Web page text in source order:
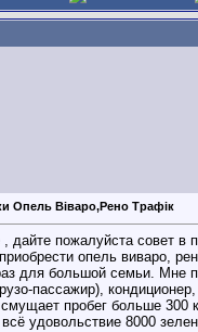
Опель Віваро,Рено Трафік
пожалуйста совет в
опель виваро,
для большой семьи. Мне
пассажир), кондиционер,
пробег больше 300
удовольствие 8000